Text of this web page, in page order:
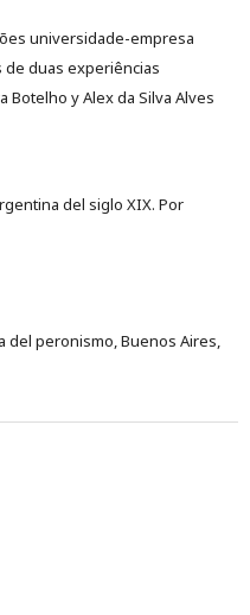
universidade-empresa
de duas experiências
Botelho y Alex da Silva Alves
del siglo XIX. Por
del peronismo, Buenos Aires,